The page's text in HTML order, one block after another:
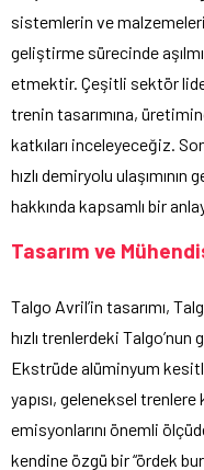
sistemlerin ve
geliştirme sürecinde
etmektir. Çeşitli sektör
trenin tasarımına,
katkıları inceleyeceğiz.
hızlı demiryolu
hakkında kapsamlı bir
Tasarım ve
Talgo Avril’in tasarımı,
hızlı trenlerdeki
Ekstrüde alüminyum
yapısı, geleneksel
emisyonlarını önemli
kendine özgü bir “ördek